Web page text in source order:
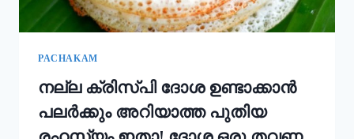
കറി
റെഡി!!
CURRY
RECIPE
PACHAKAM
നല്ല ക്രിസ്‌പി ദോശ ഉണ്ടാക്കാൻ
പലർക്കും അറിയാത്ത പുതിയ